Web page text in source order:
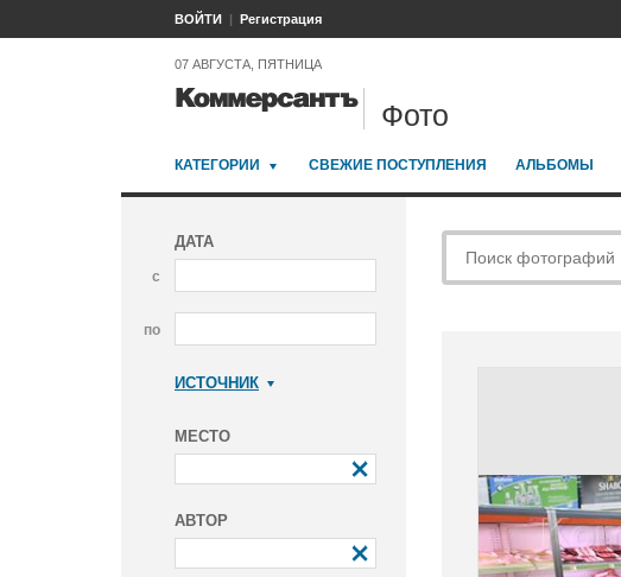
ВОЙТИ Регистрация
07 АВГУСТА, ПЯТНИЦА
Фото
КАТЕГОРИИ СВЕЖИЕ ПОСТУПЛЕНИЯ АЛЬБОМЫ
ДАТА
с
по
ИСТОЧНИК
МЕСТО
АВТОР